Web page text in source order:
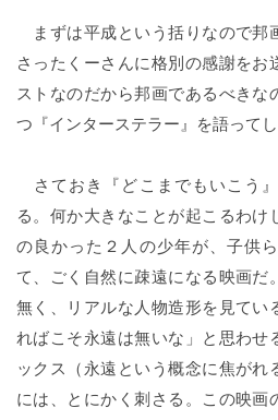
まずは平成という括りなので邦
さったくーさんに格別の感謝をお
ストなのだから邦画であるべきな
つ『インターステラー』を語って
さておき『どこまでもいこう
る。何か大きなことが起こるわけ
の良かった２人の少年が、子供
て、ごく自然に疎遠になる映画だ
無く、リアルな人物造形を見てい
ればこそ永遠は無いな」と思わせ
ックス（永遠という概念に焦がれ
には、とにかく刺さる。この映画